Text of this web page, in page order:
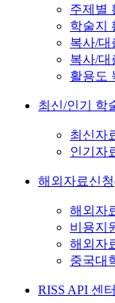
주제별
학술지
복사/대
복사/대
활용도
최신/인기 학
최신자
인기자
해외자료신
해외자
비용지
해외자
중국대
RISS API 센터